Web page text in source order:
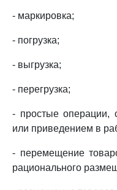
- маркировка;
- погрузка;
- выгрузка;
- перегрузка;
- простые операции,
или приведением в
- перемещение
рационального